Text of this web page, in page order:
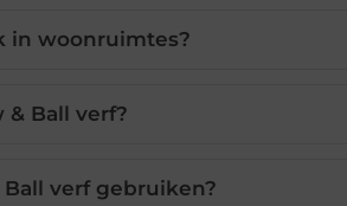
in woonruimtes?
Ball verf?
verf gebruiken?